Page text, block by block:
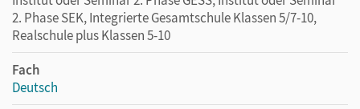
2. Phase SEK, Integrierte Gesamtschule Klassen 5/7-10,
Realschule plus Klassen 5-10
Fach
Deutsch